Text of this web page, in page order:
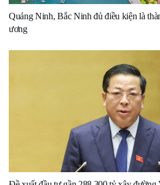
Quảng Ninh, Bắc Ninh đủ điều kiện là
ương